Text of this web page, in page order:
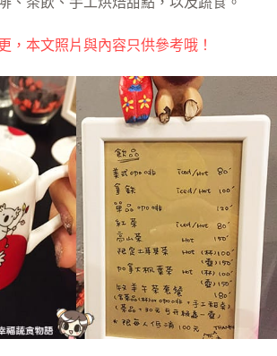
，本文照片與內容只供參考哦！